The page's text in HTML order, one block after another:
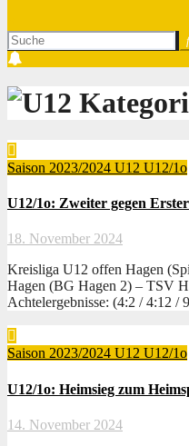
Saison 2023/2024 U12 U12/1o
U12/1o: Zweiter gegen Erster
18. November 2024
Kreisliga U12 offen Hagen
Hagen (BG Hagen 2) – TSV
Achtelergebnisse: (4:2 / 4:12 /
Saison 2023/2024 U12 U12/1o
U12/1o: Heimsieg zum
14. November 2024